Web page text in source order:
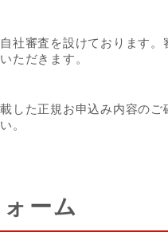
社審査を設けております
ただきます。
した正規お申込み内容の
。
ーム